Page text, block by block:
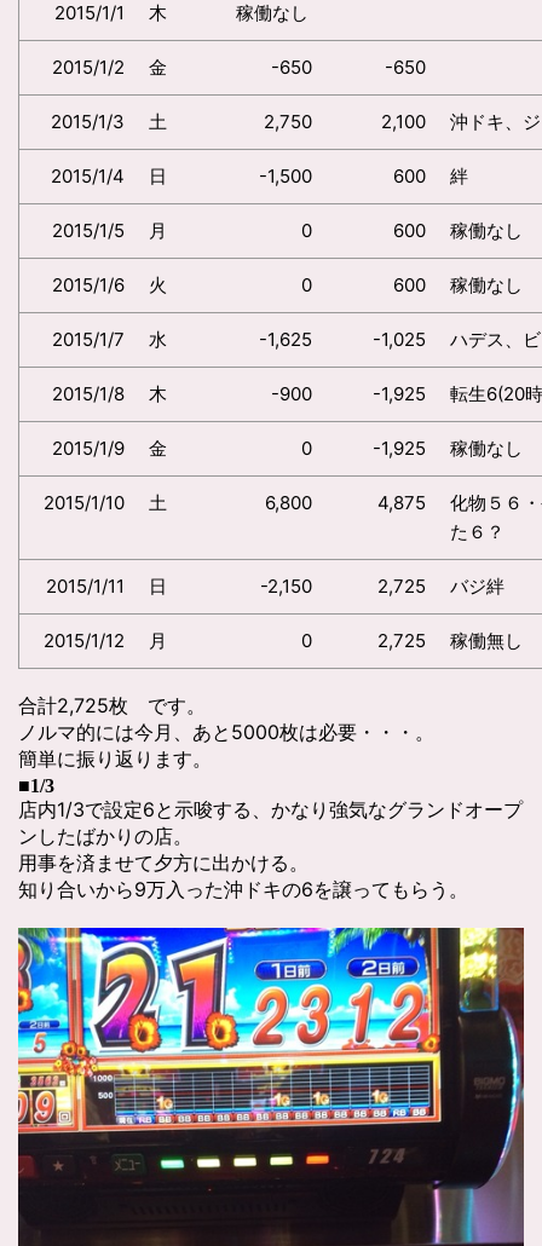
2015/1/1 木 稼働なし
2015/1/2 金 -650 -650
2015/1/3 土 2,750 2,100 沖ドキ、
2015/1/4 日 -1,500 600 絆
2015/1/5 月 0 600 稼働なし
2015/1/6 火 0 600 稼働なし
2015/1/7 水 -1,625 -1,025 ハデス、
2015/1/8 木 -900 -1,925 転生6(20
2015/1/9 金 0 -1,925 稼働なし
2015/1/10 土 6,800 4,875
化物５６
た６？
2015/1/11 日 -2,150 2,725 バジ絆
2015/1/12 月 0 2,725 稼働無し
合計2,725枚 です。
ノルマ的には今月、あと5000枚は必要・・・。
簡単に振り返ります。
■1/3
店内1/3で設定6と示唆する、かなり強気なグランドオープ
ンしたばかりの店。
用事を済ませて夕方に出かける。
知り合いから9万入った沖ドキの6を譲ってもらう。